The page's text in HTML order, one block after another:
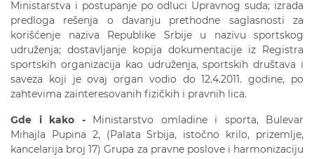
Ministarstva i postupanje po odluci Upravnog suda; izrada
predloga rešenja o davanju prethodne saglasnosti za
korišćenje naziva Republike Srbije u nazivu sportskog
udruženja; dostavljanje kopija dokumentacije iz Registra
sportskih organizacija kao udruženja, sportskih društava i
saveza koji je ovaj organ vodio do 12.4.2011. godine, po
zahtevima zainteresovanih fizičkih i pravnih lica.
Gde i kako - Ministarstvo omladine i sporta, Bulevar
Mihajla Pupina 2, (Palata Srbija, istočno krilo, prizemlje,
kancelarija broj 17) Grupa za pravne poslove i harmonizaciju